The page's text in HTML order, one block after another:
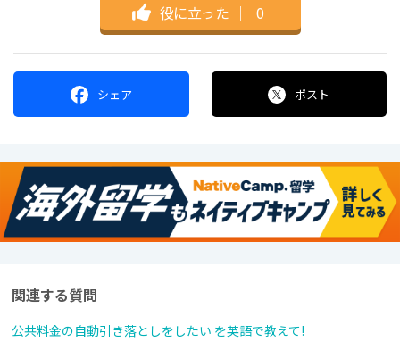
役に立った ｜ 0
シェア ポスト
関連する質問
公共料金の自動引き落としをしたい を英語で教えて!